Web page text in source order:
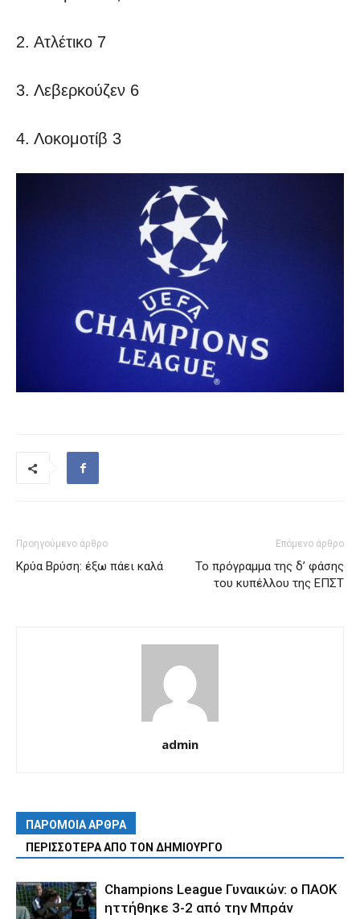
2. Ατλέτικο 7
3. Λεβερκούζεν 6
4. Λοκομοτίβ 3
Προηγούμενο άρθρο
Κρύα Βρύση: έξω πάει καλά
Επόμενο άρθρο
Το πρόγραμμα της δ’ φάσης
του κυπέλλου της ΕΠΣΤ
admin
ΠΑΡΟΜΟΙΑ ΑΡΘΡΑ
ΠΕΡΙΣΣΟΤΕΡΑ ΑΠΟ ΤΟΝ ΔΗΜΙΟΥΡΓΟ
Champions League Γυναικών: ο ΠΑΟΚ
ηττήθηκε 3-2 από την Μπράν